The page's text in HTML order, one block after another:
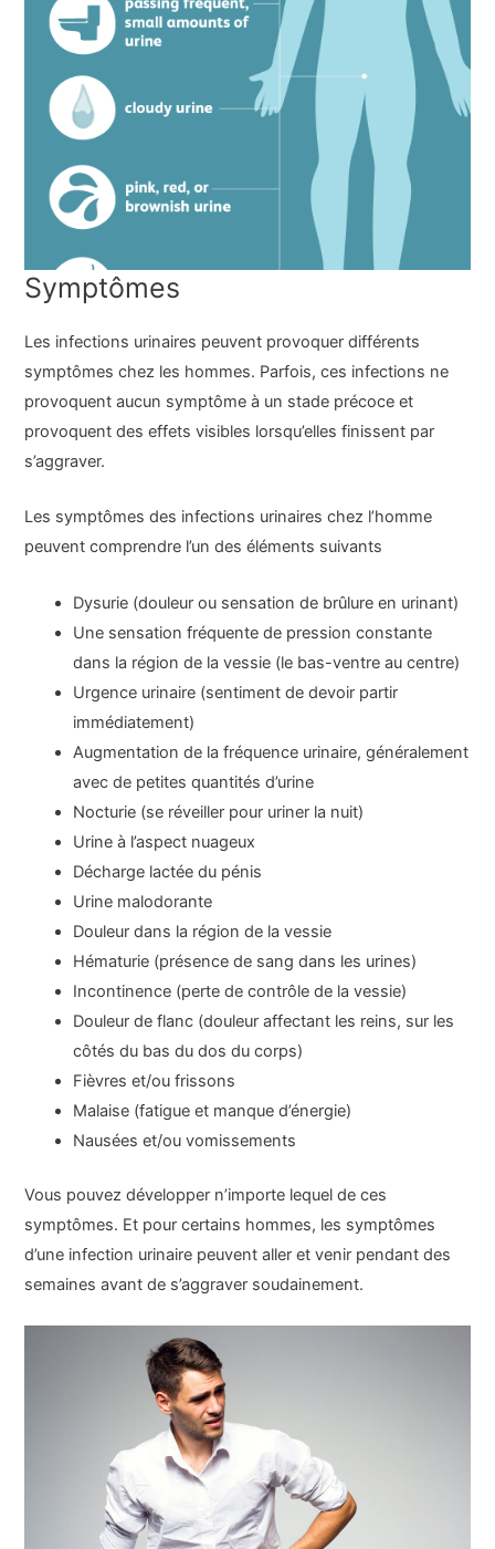
Symptômes
Les infections urinaires peuvent provoquer différents
symptômes chez les hommes. Parfois, ces infections ne
provoquent aucun symptôme à un stade précoce et
provoquent des effets visibles lorsqu’elles finissent par
s’aggraver.
Les symptômes des infections urinaires chez l’homme
peuvent comprendre l’un des éléments suivants
Dysurie (douleur ou sensation de brûlure en urinant)
Une sensation fréquente de pression constante
dans la région de la vessie (le bas-ventre au centre)
Urgence urinaire (sentiment de devoir partir
immédiatement)
Augmentation de la fréquence urinaire, généralement
avec de petites quantités d’urine
Nocturie (se réveiller pour uriner la nuit)
Urine à l’aspect nuageux
Décharge lactée du pénis
Urine malodorante
Douleur dans la région de la vessie
Hématurie (présence de sang dans les urines)
Incontinence (perte de contrôle de la vessie)
Douleur de flanc (douleur affectant les reins, sur les
côtés du bas du dos du corps)
Fièvres et/ou frissons
Malaise (fatigue et manque d’énergie)
Nausées et/ou vomissements
Vous pouvez développer n’importe lequel de ces
symptômes. Et pour certains hommes, les symptômes
d’une infection urinaire peuvent aller et venir pendant des
semaines avant de s’aggraver soudainement.